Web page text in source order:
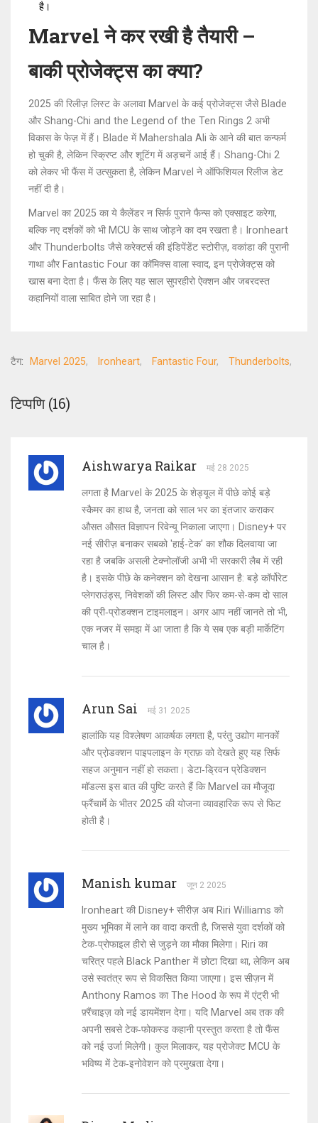
है।
Marvel ने कर रखी है तैयारी –
बाकी प्रोजेक्ट्स का क्या?
2025 की रिलीज़ लिस्ट के अलावा Marvel के कई प्रोजेक्ट्स जैसे Blade
और Shang-Chi and the Legend of the Ten Rings 2 अभी
विकास के फेज़ में हैं। Blade में Mahershala Ali के आने की बात कन्फर्म
हो चुकी है, लेकिन स्क्रिप्ट और शूटिंग में अड़चनें आई हैं। Shang-Chi 2
को लेकर भी फैंस में उत्सुकता है, लेकिन Marvel ने ऑफिशियल रिलीज डेट
नहीं दी है।
Marvel का 2025 का ये कैलेंडर न सिर्फ पुराने फैन्स को एक्साइट करेगा,
बल्कि नए दर्शकों को भी MCU के साथ जोड़ने का दम रखता है। Ironheart
और Thunderbolts जैसे करेक्टर्स की इंडिपेंडेंट स्टोरीज़, वकांडा की पुरानी
गाथा और Fantastic Four का कॉमिक्स वाला स्वाद, इन प्रोजेक्ट्स को
खास बना देता है। फैंस के लिए यह साल सुपरहीरो ऐक्शन और जबरदस्त
कहानियों वाला साबित होने जा रहा है।
टैग: Marvel 2025 Ironheart Fantastic Four Thunderbolts
टिप्पणि (16)
Aishwarya Raikar मई 28 2025
लगता है Marvel के 2025 के शेड्यूल में पीछे कोई बड़े
स्कैमर का हाथ है, जनता को साल भर का इंतजार कराकर
औसत औसत विज्ञापन रिवेन्यू निकाला जाएगा। Disney+ पर
नई सीरीज़ बनाकर सबको 'हाई‑टेक' का शौक दिलवाया जा
रहा है जबकि असली टेक्नोलॉजी अभी भी सरकारी लैब में रही
है। इसके पीछे के कनेक्शन को देखना आसान है: बड़े कॉर्पोरेट
प्लेगराउंड्स, निवेशकों की लिस्ट और फिर कम-से-कम दो साल
की प्री‑प्रोडक्शन टाइमलाइन। अगर आप नहीं जानते तो भी,
एक नजर में समझ में आ जाता है कि ये सब एक बड़ी मार्केटिंग
चाल है।
Arun Sai मई 31 2025
हालांकि यह विश्लेषण आकर्षक लगता है, परंतु उद्योग मानकों
और प्रो़डक्शन पाइपलाइन के ग्राफ़ को देखते हुए यह सिर्फ
सहज अनुमान नहीं हो सकता। डेटा‑ड्रिवन प्रेडिक्शन
मॉडल्स इस बात की पुष्टि करते हैं कि Marvel का मौजूदा
फ्रैंचार्मे के भीतर 2025 की योजना व्यावहारिक रूप से फिट
होती है।
Manish kumar जून 2 2025
Ironheart की Disney+ सीरीज़ अब Riri Williams को
मुख्य भूमिका में लाने का वादा करती है, जिससे युवा दर्शकों को
टेक‑प्रोफाइल हीरो से जुड़ने का मौका मिलेगा। Riri का
चरित्र पहले Black Panther में छोटा दिखा था, लेकिन अब
उसे स्वतंत्र रूप से विकसित किया जाएगा। इस सीज़न में
Anthony Ramos का The Hood के रूप में एंट्री भी
फ़्रैंचाइज़ को नई डायमेंशन देगा। यदि Marvel अब तक की
अपनी सबसे टेक‑फोकस्ड कहानी प्रस्तुत करता है तो फैंस
को नई उर्जा मिलेगी। कुल मिलाकर, यह प्रोजेक्ट MCU के
भविष्य में टेक‑इनोवेशन को प्रमुखता देगा।